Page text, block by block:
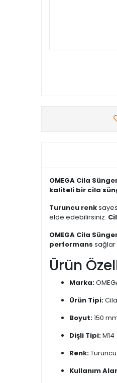
OMEGA Cila
kaliteli bir cila
Turuncu renk
elde edebilirsiniz.
OMEGA Cila
performans sağlar
Ürün
Marka:
Ürün Tipi:
Boyut:150
Dişli Tipi:M14
Renk:Turuncu
Kullanım